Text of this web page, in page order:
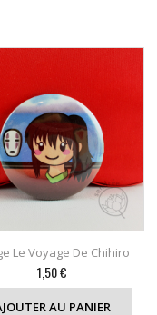
Le Voyage De Chihiro
Prix
1,50 €
AU PANIER